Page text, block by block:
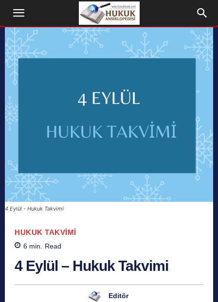
4 Eylül - Hukuk Takvimi
HUKUK TAKVIMI
6 min. Read
4 Eylül – Hukuk Takvimi
Editör